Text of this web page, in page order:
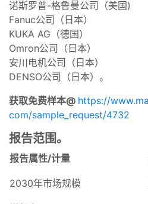
诺斯罗普-格鲁曼公司（美国)
Fanuc公司（日本）
KUKA AG（德国）
Omron公司（日本）
安川电机公司（日本）
DENSO公司（日本）。
获取免费样本@ https://
com/sample_request/4732
报告范围。
报告属性/计量
2030年市场规模